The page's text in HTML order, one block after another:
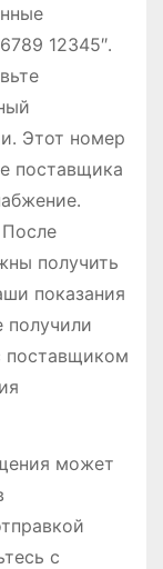
12345″․
Этот номер
поставщика
После
получить
показания
получили
поставщиком
может
с